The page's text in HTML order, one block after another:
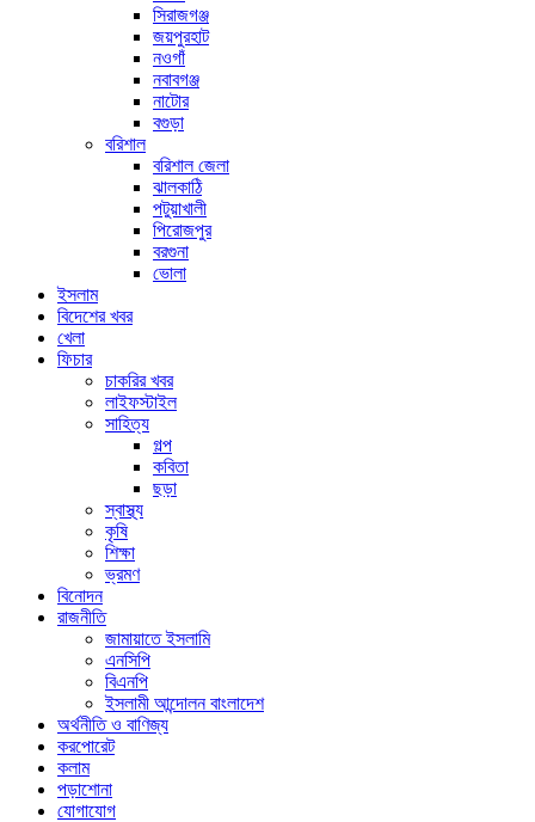
সিরাজগঞ্জ
জয়পুরহাট
নওগাঁ
নবাবগঞ্জ
নাটোর
বগুড়া
বরিশাল
বরিশাল জেলা
ঝালকাঠি
পটুয়াখালী
পিরোজপুর
বরগুনা
ভোলা
ইসলাম
বিদেশের খবর
খেলা
ফিচার
চাকরির খবর
লাইফস্টাইল
সাহিত্য
গল্প
কবিতা
ছড়া
স্বাস্থ্য
কৃষি
শিক্ষা
ভ্রমণ
বিনোদন
রাজনীতি
জামায়াতে ইসলামি
এনসিপি
বিএনপি
ইসলামী আন্দোলন বাংলাদেশ
অর্থনীতি ও বাণিজ্য
করপোরেট
কলাম
পড়াশোনা
যোগাযোগ